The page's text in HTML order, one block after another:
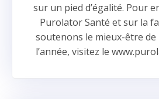
sur un pied d’égalité. Pour
Purolator Santé et sur la
soutenons le mieux-être de
l’année, visitez le